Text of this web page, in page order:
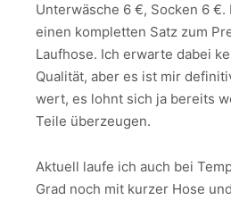
Unterwäsche 6 €, Socken 6 €.
einen kompletten Satz zum
Laufhose. Ich erwarte dabei
Qualität, aber es ist mir
wert, es lohnt sich ja bereits
Teile überzeugen.
Aktuell laufe ich auch bei
Grad noch mit kurzer Hose